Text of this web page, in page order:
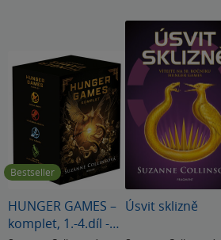
Bestseller
HUNGER GAMES –
komplet, 1.-4.díl -
Úsvit sklizně